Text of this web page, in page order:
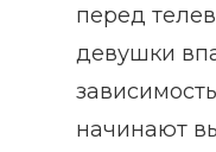
перед
девушки
начинают